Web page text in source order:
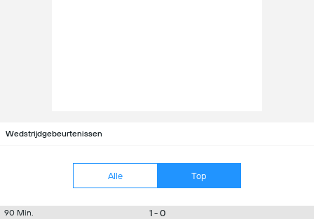
Wedstrijdgebeurtenissen
Alle Top
90 Min. 1 - 0